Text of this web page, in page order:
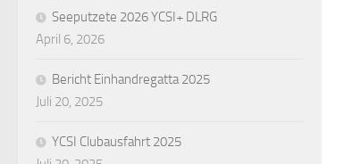
Seeputzete 2026 YCSI+ DLRG
April 6, 2026
Bericht Einhandregatta 2025
Juli 20, 2025
YCSI Clubausfahrt 2025